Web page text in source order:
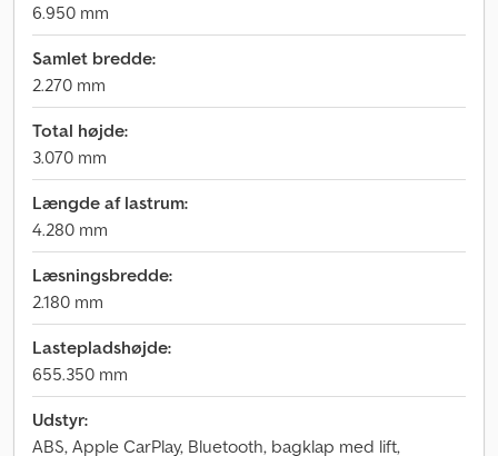
6.950 mm
Samlet bredde:
2.270 mm
Total højde:
3.070 mm
Længde af lastrum:
4.280 mm
Læsningsbredde:
2.180 mm
Lastepladshøjde:
655.350 mm
Udstyr:
ABS, Apple CarPlay, Bluetooth, bagklap med lift,